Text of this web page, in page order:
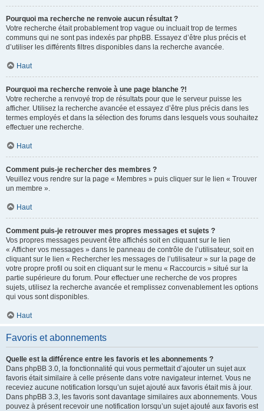
Pourquoi ma recherche ne renvoie aucun résultat ?
Votre recherche était probablement trop vague ou incluait trop de termes
communs qui ne sont pas indexés par phpBB. Essayez d’être plus précis et
d’utiliser les différents filtres disponibles dans la recherche avancée.
Haut
Pourquoi ma recherche renvoie à une page blanche ?!
Votre recherche a renvoyé trop de résultats pour que le serveur puisse les
afficher. Utilisez la recherche avancée et essayez d’être plus précis dans les
termes employés et dans la sélection des forums dans lesquels vous souhaitez
effectuer une recherche.
Haut
Comment puis-je rechercher des membres ?
Veuillez vous rendre sur la page « Membres » puis cliquer sur le lien « Trouver
un membre ».
Haut
Comment puis-je retrouver mes propres messages et sujets ?
Vos propres messages peuvent être affichés soit en cliquant sur le lien
« Afficher vos messages » dans le panneau de contrôle de l’utilisateur, soit en
cliquant sur le lien « Rechercher les messages de l’utilisateur » sur la page de
votre propre profil ou soit en cliquant sur le menu « Raccourcis » situé sur la
partie supérieure du forum. Pour effectuer une recherche de vos propres
sujets, utilisez la recherche avancée et remplissez convenablement les options
qui vous sont disponibles.
Haut
Favoris et abonnements
Quelle est la différence entre les favoris et les abonnements ?
Dans phpBB 3.0, la fonctionnalité qui vous permettait d’ajouter un sujet aux
favoris était similaire à celle présente dans votre navigateur internet. Vous ne
receviez aucune notification lorsqu’un sujet ajouté aux favoris était mis à jour.
Dans phpBB 3.3, les favoris sont davantage similaires aux abonnements. Vous
pouvez à présent recevoir une notification lorsqu’un sujet ajouté aux favoris est